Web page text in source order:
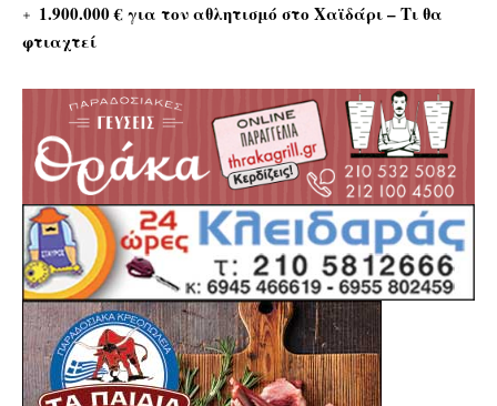
1.900.000 € για τον αθλητισμό στο Χαϊδάρι – Τι θα
φτιαχτεί